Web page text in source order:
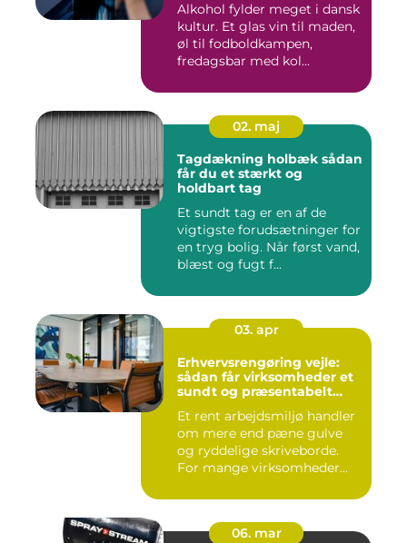
Alkohol fylder meget i dansk
kultur. Et glas vin til maden,
øl til fodboldkampen,
fredagsbar med kol...
02. maj
Tagdækning holbæk sådan
får du et stærkt og
holdbart tag
Et sundt tag er en af de
vigtigste forudsætninger for
en tryg bolig. Når først vand,
blæst og fugt f...
03. apr
Erhvervsrengøring vejle:
sådan får virksomheder et
sundt og præsentabelt
Et rent arbejdsmiljø handler
om mere end pæne gulve
og ryddelige skriveborde.
For mange virksomheder...
06. mar